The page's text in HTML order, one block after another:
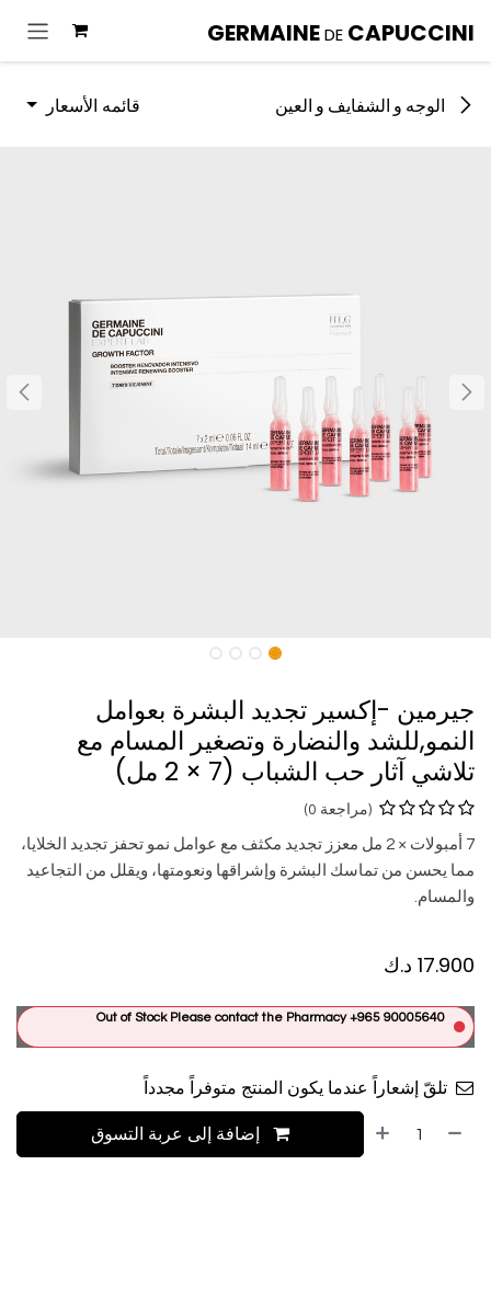
GERMAINEDE CAPUCCINI
الوجه و الشفايف و العين قائمه الأسعار
جيرمين -إكسير تجديد البشرة بعوامل
النمو,للشد والنضارة وتصغير المسام مع
تلاشي آثار حب الشباب (7 × 2 مل)
(مراجعة 0)
7 أمبولات × 2 مل معزز تجديد مكثف مع عوامل نمو تحفز تجديد الخلايا،
مما يحسن من تماسك البشرة وإشراقها ونعومتها، ويقلل من التجاعيد
والمسام.
17.900 د.ك
Out of Stock Please contact the Pharmacy +965 90005640
تلقّ إشعاراً عندما يكون المنتج متوفراً مجدداً
إضافة إلى عربة التسوق